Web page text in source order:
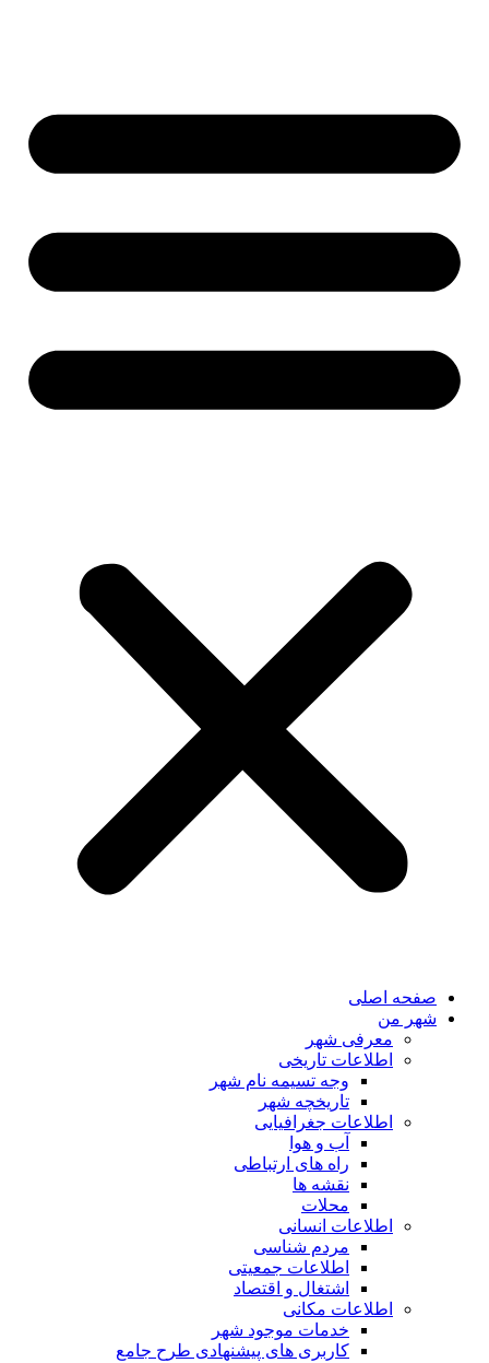
صفحه اصلی
شهر من
معرفی شهر
اطلاعات تاریخی
وجه تسیمه نام شهر
تاریخچه شهر
اطلاعات جغرافیایی
آب و هوا
راه های ارتباطی
نقشه ها
محلات
اطلاعات انسانی
مردم شناسی
اطلاعات جمعیتی
اشتغال و اقتصاد
اطلاعات مکانی
خدمات موجود شهر
کاربری های پیشنهادی طرح جامع